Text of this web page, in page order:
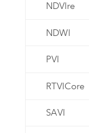
NDVIre
NDWI
PVI
RTVICore
SAVI